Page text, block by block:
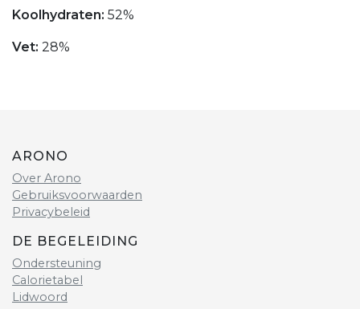
Koolhydraten: 52%
Vet: 28%
ARONO
Over Arono
Gebruiksvoorwaarden
Privacybeleid
DE BEGELEIDING
Ondersteuning
Calorietabel
Lidwoord